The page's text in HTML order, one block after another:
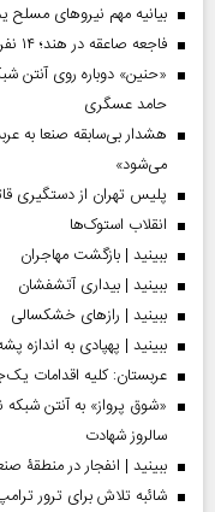
بیانیه مهم نیروهای
فاجعه صاعقه در هند؛ ۱۴ نفر در ایالت جارکند جان باختند
«حنین» دوباره روی آنتن
حامد عسگری
هشدار بی‌سابقه صنعا به
می‌شود»
پلیس تهران از دستگیری قاتلان تا
انقلاب استوک‌ها
ببینید | بازگشت مهاجران
ببینید | بیداری آتشفشان
ببینید | رازهای خشکسالی
ببینید | پهپادی به اندازه
عربستان: کلیه اقدامات
«شوق پرواز» به آنتن
سالروز شهادت
ببینید | انفجار در منطقۀ
شائبه تلاش برای ترور